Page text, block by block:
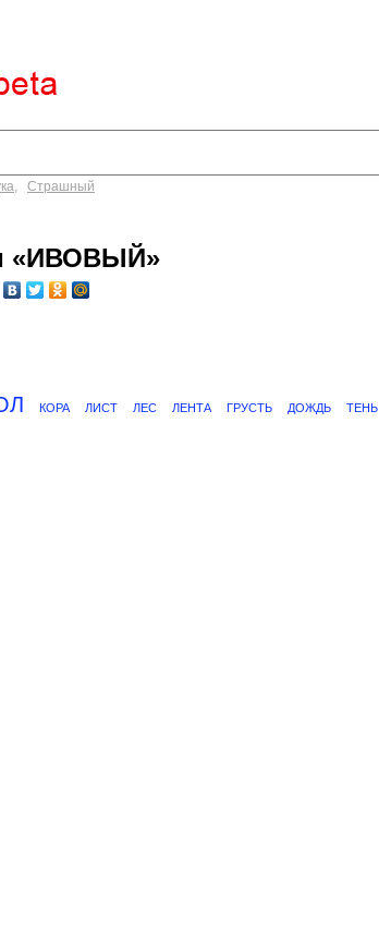
, Страшный
«ИВОВЫЙ»
КОРА ЛИСТ ЛЕС ЛЕНТА ГРУСТЬ ДОЖДЬ ТЕНЬ